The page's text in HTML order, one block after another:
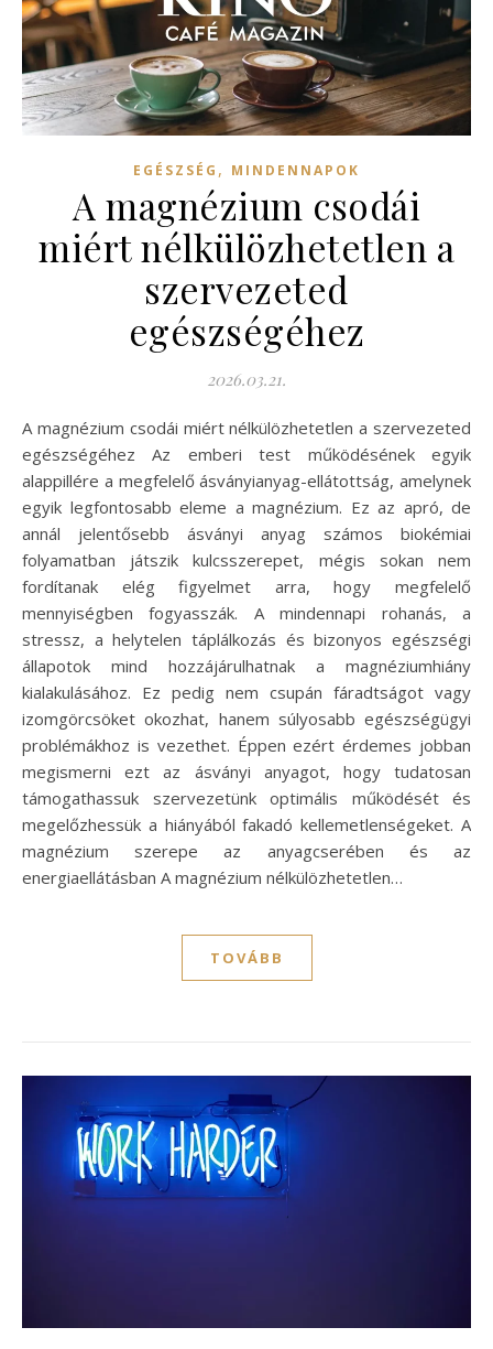
EGÉSZSÉG , MINDENNAPOK
A magnézium csodái
miért nélkülözhetetlen a
szervezeted
egészségéhez
2026.03.21.
A magnézium csodái miért nélkülözhetetlen a szervezeted
egészségéhez Az emberi test működésének egyik
alappillére a megfelelő ásványianyag-ellátottság, amelynek
egyik legfontosabb eleme a magnézium. Ez az apró, de
annál jelentősebb ásványi anyag számos biokémiai
folyamatban játszik kulcsszerepet, mégis sokan nem
fordítanak elég figyelmet arra, hogy megfelelő
mennyiségben fogyasszák. A mindennapi rohanás, a
stressz, a helytelen táplálkozás és bizonyos egészségi
állapotok mind hozzájárulhatnak a magnéziumhiány
kialakulásához. Ez pedig nem csupán fáradtságot vagy
izomgörcsöket okozhat, hanem súlyosabb egészségügyi
problémákhoz is vezethet. Éppen ezért érdemes jobban
megismerni ezt az ásványi anyagot, hogy tudatosan
támogathassuk szervezetünk optimális működését és
megelőzhessük a hiányából fakadó kellemetlenségeket. A
magnézium szerepe az anyagcserében és az
energiaellátásban A magnézium nélkülözhetetlen…
TOVÁBB